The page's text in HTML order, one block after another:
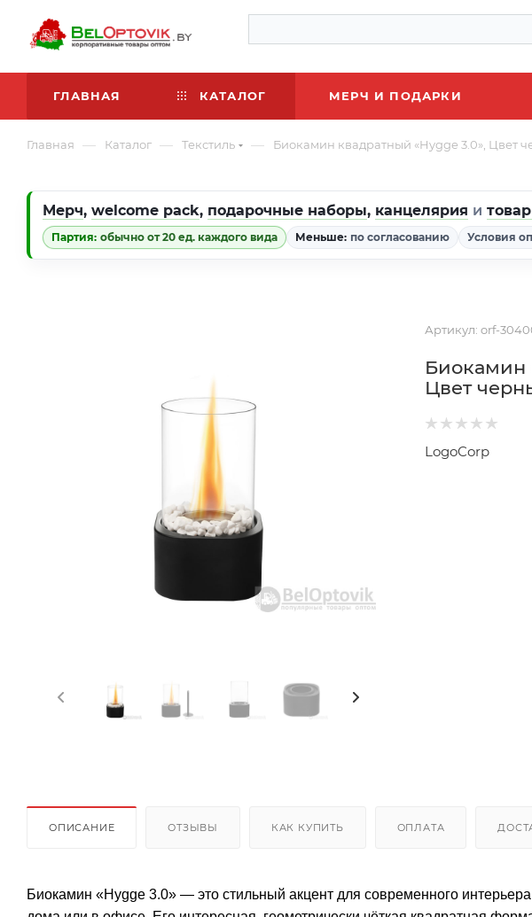
ГЛАВНАЯ КАТАЛОГ МЕРЧ И ПОДАРКИ
Главная — Каталог — Текстиль — Биокамин квадратный «Hygge 3.0», Цвет
Мерч, welcome pack, подарочные наборы, канцелярия и
Партия: обычно от 20 ед. каждого вида Меньше: по согласованию Условия
Артикул: orf-
Биокамин
Цвет
LogoCorp
ОПИСАНИЕ ОТЗЫВЫ КАК КУПИТЬ ОПЛАТА
Биокамин «Hygge 3.0» — это стильный акцент для современного